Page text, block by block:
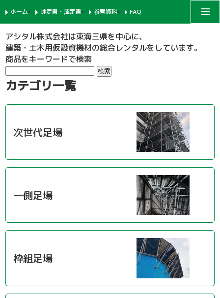
アシタル株式会社 カタログ
サイト
アシタル株式会社は東海三県を中心に、
建築・土木用仮設資機材の総合レンタルをしています。
次世代足場
支柱-1
ブラケット-1
階段-1
巾木-1
一側足場
先行手摺-2
ブラケット-2
踏板-2
階段-2
踏板-3
筋違
手摺-3
昇降設備
ネット関係
親綱関係
アルミ梯子
共通部材
足場板
鋼管
ｸﾗﾝﾌﾟ他小物
内部足場
脚立
支保工
仮囲い・保安関係
ホーム 評定書・認定書 参考資料
FAQ
商品をキーワードで検索
カテゴリ一覧
次世代足場
一側足場
枠組足場